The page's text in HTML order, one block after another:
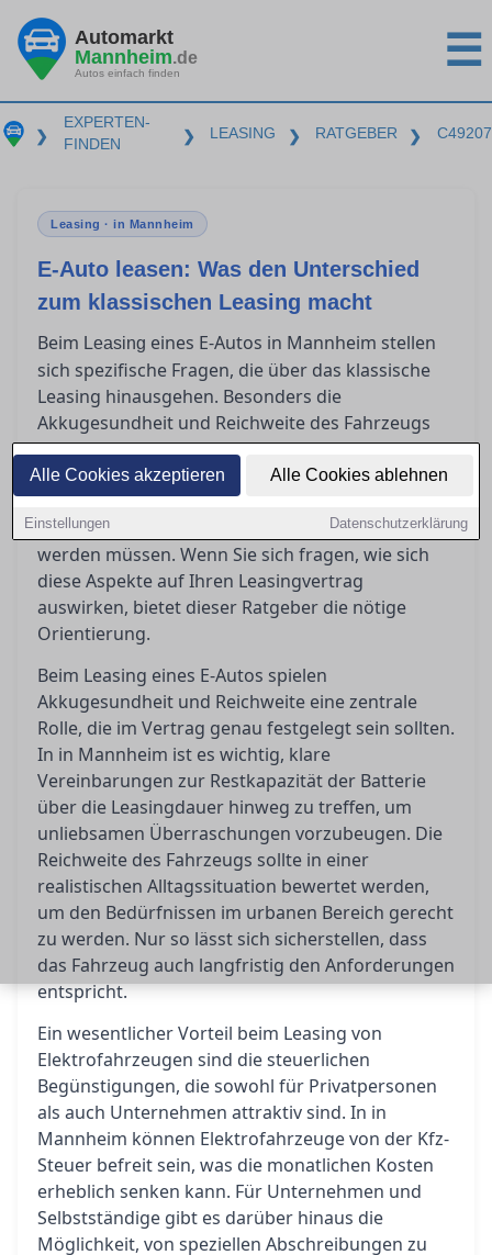
Alle Cookies akzeptieren Alle Cookies ablehnen
Einstellungen Datenschutzerklärung
Automarkt
Mannheim.de
Autos einfach finden ☰
❯
EXPERTEN-
FINDEN
❯ LEASING ❯ RATGEBER ❯ C49207
Leasing · in Mannheim
E-Auto leasen: Was den Unterschied
zum klassischen Leasing macht
Beim Leasing eines E-Autos in Mannheim stellen
sich spezifische Fragen, die über das klassische
Leasing hinausgehen. Besonders die
Akkugesundheit und Reichweite des Fahrzeugs
sollten im Vertrag klar geregelt sein. Zudem
bieten steuerliche Vorteile und besondere
Regelungen für Dienstwagennutzer
entscheidende Anreize, die gut verstanden
werden müssen. Wenn Sie sich fragen, wie sich
diese Aspekte auf Ihren Leasingvertrag
auswirken, bietet dieser Ratgeber die nötige
Orientierung.
Beim Leasing eines E-Autos spielen
Akkugesundheit und Reichweite eine zentrale
Rolle, die im Vertrag genau festgelegt sein sollten.
In in Mannheim ist es wichtig, klare
Vereinbarungen zur Restkapazität der Batterie
über die Leasingdauer hinweg zu treffen, um
unliebsamen Überraschungen vorzubeugen. Die
Reichweite des Fahrzeugs sollte in einer
realistischen Alltagssituation bewertet werden,
um den Bedürfnissen im urbanen Bereich gerecht
zu werden. Nur so lässt sich sicherstellen, dass
das Fahrzeug auch langfristig den Anforderungen
entspricht.
Ein wesentlicher Vorteil beim Leasing von
Elektrofahrzeugen sind die steuerlichen
Begünstigungen, die sowohl für Privatpersonen
als auch Unternehmen attraktiv sind. In in
Mannheim können Elektrofahrzeuge von der Kfz-
Steuer befreit sein, was die monatlichen Kosten
erheblich senken kann. Für Unternehmen und
Selbstständige gibt es darüber hinaus die
Möglichkeit, von speziellen Abschreibungen zu